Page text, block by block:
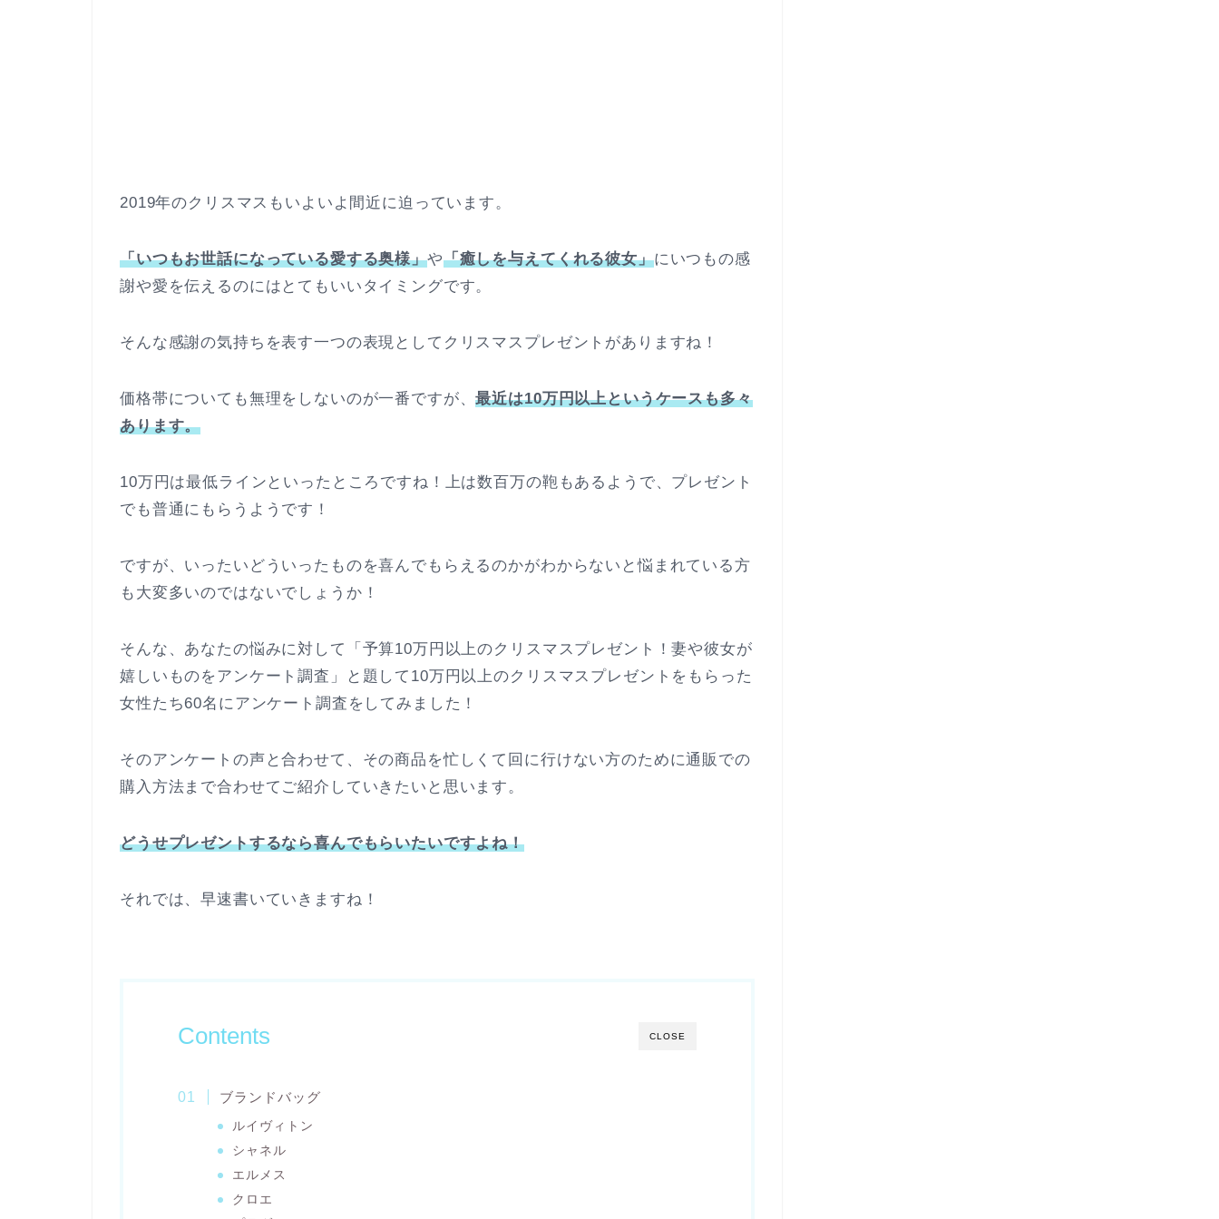
2019年のクリスマスもいよいよ間近に迫っています。
「いつもお世話になっている愛する奥様」や「癒しを与えてくれる彼女」にいつもの感
謝や愛を伝えるのにはとてもいいタイミングです。
そんな感謝の気持ちを表す一つの表現としてクリスマスプレゼントがありますね！
価格帯についても無理をしないのが一番ですが、最近は10万円以上というケースも多々
あります。
10万円は最低ラインといったところですね！上は数百万の鞄もあるようで、プレゼント
でも普通にもらうようです！
ですが、いったいどういったものを喜んでもらえるのかがわからないと悩まれている方
も大変多いのではないでしょうか！
そんな、あなたの悩みに対して「予算10万円以上のクリスマスプレゼント！妻や彼女が
嬉しいものをアンケート調査」と題して10万円以上のクリスマスプレゼントをもらった
女性たち60名にアンケート調査をしてみました！
そのアンケートの声と合わせて、その商品を忙しくて回に行けない方のために通販での
購入方法まで合わせてご紹介していきたいと思います。
どうせプレゼントするなら喜んでもらいたいですよね！
それでは、早速書いていきますね！
CLOSE
Contents
ブランドバッグ
ルイヴィトン
シャネル
エルメス
クロエ